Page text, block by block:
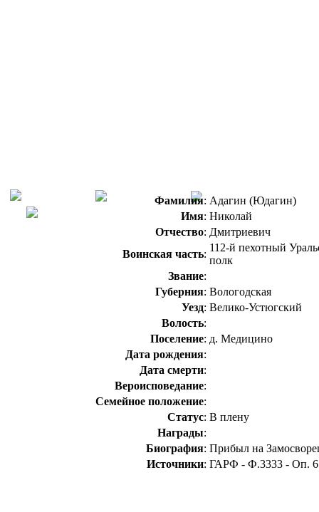
Фамилия: Адагин (Юдагин)
Имя: Николай
Отчество: Дмитриевич
Воинская часть:
112-й пехотный
полк
Звание:
Губерния: Вологодская
Уезд: Велико-Устюгский
Волость:
Поселение: д. Медицино
Дата рождения:
Дата смерти:
Вероисповедание:
Семейное положение:
Статус: В плену
Награды:
Биография: Прибыл на
Источники: ГАРФ - Ф.3333 - Оп.